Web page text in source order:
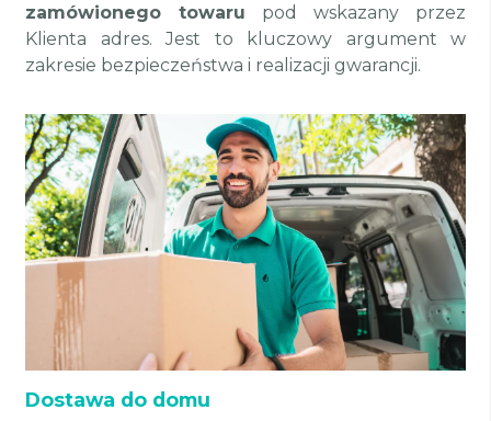
zamówionego towaru pod wskazany przez
Klienta adres. Jest to kluczowy argument w
zakresie bezpieczeństwa i realizacji gwarancji.
Dostawa do domu